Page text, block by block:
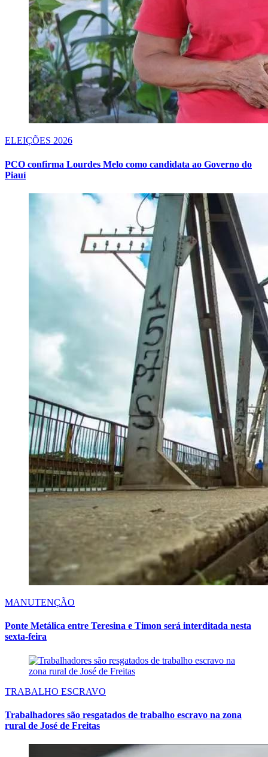
ELEIÇÕES 2026
PCO confirma Lourdes Melo como candidata ao Governo do
Piauí
MANUTENÇÃO
Ponte Metálica entre Teresina e Timon será interditada nesta
sexta-feira
TRABALHO ESCRAVO
Trabalhadores são resgatados de trabalho escravo na zona
rural de José de Freitas